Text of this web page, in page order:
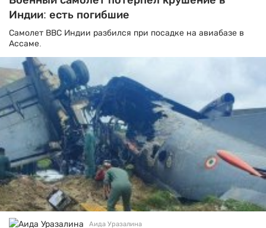
Индии: есть погибшие
Самолет ВВС Индии разбился при посадке на авиабазе в
Ассаме.
Аида Уразалина